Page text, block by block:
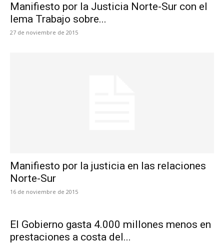
Manifiesto por la Justicia Norte-Sur con el
lema Trabajo sobre...
27 de noviembre de 2015
Manifiesto por la justicia en las relaciones
Norte-Sur
16 de noviembre de 2015
El Gobierno gasta 4.000 millones menos en
prestaciones a costa del...